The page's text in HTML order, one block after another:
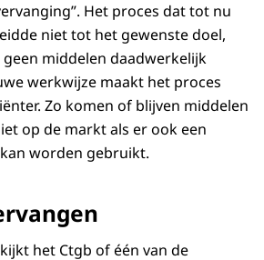
Het proces dat tot nu
niet tot het gewenste doel,
middelen daadwerkelijk
werkwijze maakt het proces
Zo komen of blijven middelen
op de markt als er ook een
worden gebruikt.
het Ctgb of één van de